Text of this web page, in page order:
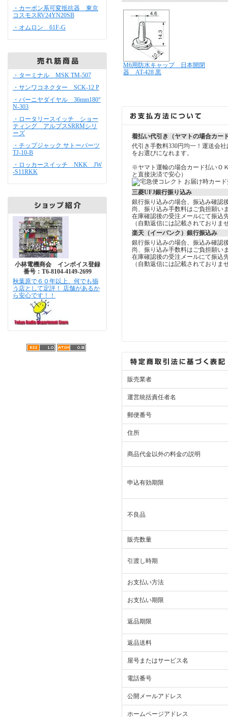
・カーボン系可変抵抗器 東京
コスモスRV24YN20SB
・オムロン 61F-G
・ターミナル MSK TM-507
・サンワコネクター SCK-12 P
・バーニヤダイヤル 36mm180°
N-303
・ロータリースイッチ ショー
ティング アルプスSRRMシリ
ーズ
・チップジャック サトーパーツ
TJ-10-B
・ロッカースイッチ NKK JW
-S11RKK
小林電機商会 インボイス登録
番号：T6-8104-4149-2699
秋葉原で６０年以上、何でも揃
う店として定評！ 店舗があるか
ら安心です！！
M6用防水キャップ 日本開閉
器 AT-428 黒
着払い代引き（ヤマトの場合カー
代引き手数料330円均一！運送会
をお選びになれます。
※ヤマト運輸の場合カード払いＯ
と直接決済で安心）
三菱UFJ銀行振り込み
銀行振り込みの場合、振込み確認
尚、振り込み手数料はご負担願い
在庫確認後の受注メールにて振込
（自動返信には記載されておりま
楽天（イーバンク）銀行振込み
銀行振り込みの場合、振込み確認
尚、振り込み手数料はご負担願い
在庫確認後の受注メールにて振込
（自動返信には記載されておりま
販売業者
運営統括責任者名
郵便番号
住所
商品代金以外の料金の説明
申込有効期限
不良品
販売数量
引渡し時期
お支払い方法
お支払い期限
返品期限
返品送料
屋号またはサービス名
電話番号
公開メールアドレス
ホームページアドレス